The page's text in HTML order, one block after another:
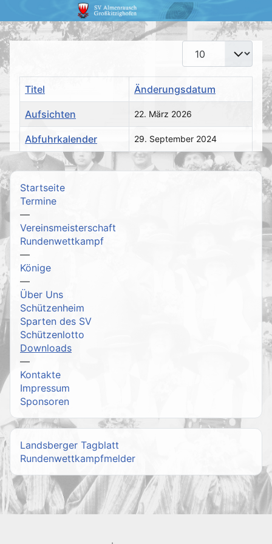
Startseite
Termine
—
Vereinsmeisterschaft
Rundenwettkampf
—
Könige
—
Über Uns
Schützenheim
Sparten des SV
Schützenlotto
Downloads
—
Kontakte
Impressum
Sponsoren
Landsberger Tagblatt
Rundenwettkampfmelder
Anzeige #
Beiträge
Titel Änderungsdatum
Aufsichten 22. März 2026
Abfuhrkalender 29. September 2024